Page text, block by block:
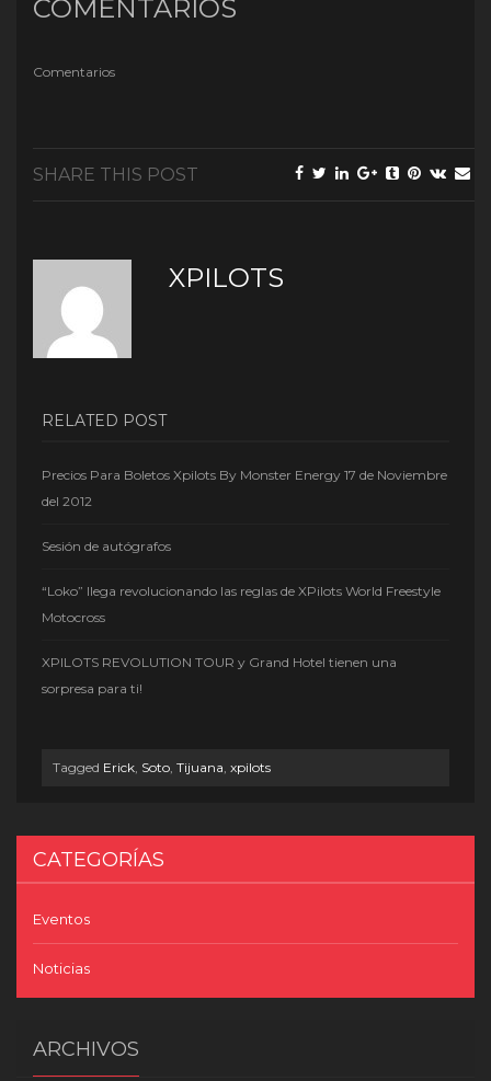
COMENTARIOS
Comentarios
SHARE THIS POST
XPILOTS
RELATED POST
Precios Para Boletos Xpilots By Monster Energy 17 de Noviembre
del 2012
Sesión de autógrafos
“Loko” llega revolucionando las reglas de XPilots World Freestyle
Motocross
XPILOTS REVOLUTION TOUR y Grand Hotel tienen una
sorpresa para ti!
Tagged Erick, Soto, Tijuana, xpilots
CATEGORÍAS
Eventos
Noticias
ARCHIVOS